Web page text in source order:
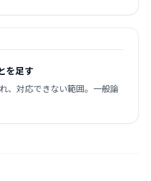
を足す
、対応できない範囲。一般論